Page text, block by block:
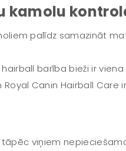
kamolu
palīdz samazināt
barība bieži ir
Royal Canin Hairball
tāpēc viņiem